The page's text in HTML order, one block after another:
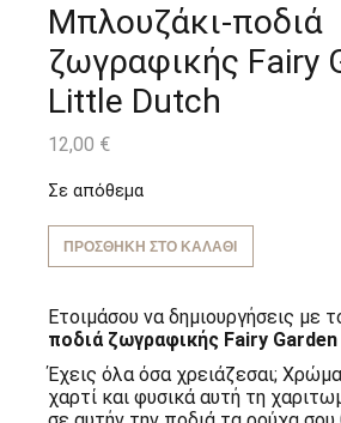
Μπλουζάκι-ποδιά
ζωγραφικής Fairy
Little Dutch
12,00 €
Σε απόθεμα
ΠΡΟΣΘΉΚΗ ΣΤΟ ΚΑΛΆΘΙ
Ετοιμάσου να δημιουργήσεις με
ποδιά ζωγραφικής Fairy
Έχεις όλα όσα χρειάζεσαι;
χαρτί και φυσικά αυτή τη